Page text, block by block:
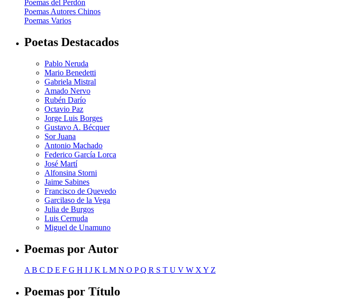
Poemas del Perdón
Poemas Autores Chinos
Poemas Varios
Poetas Destacados
Pablo Neruda
Mario Benedetti
Gabriela Mistral
Amado Nervo
Rubén Darío
Octavio Paz
Jorge Luis Borges
Gustavo A. Bécquer
Sor Juana
Antonio Machado
Federico García Lorca
José Martí
Alfonsina Storni
Jaime Sabines
Francisco de Quevedo
Garcilaso de la Vega
Julia de Burgos
Luis Cernuda
Miguel de Unamuno
Poemas por Autor
AB C D E F G H I J K L M N O PQ R S T U V W XY Z
Poemas por Título